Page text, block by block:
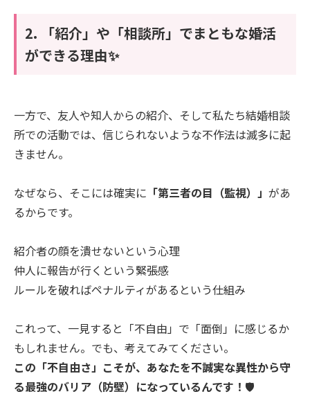
2. 「紹介」や「相談所」でまともな婚活
ができる理由✨
一方で、友人や知人からの紹介、そして私たち結婚相談
所での活動では、信じられないような不作法は滅多に起
きません。
なぜなら、そこには確実に 「第三者の目（監視）」 があ
るからです。
紹介者の顔を潰せないという心理
仲人に報告が行くという緊張感
ルールを破ればペナルティがあるという仕組み
これって、一見すると「不自由」で「面倒」に感じるか
もしれません。でも、考えてみてください。
この「不自由さ」こそが、あなたを不誠実な異性から守
る最強のバリア（防壁）になっているんです！ 🛡️